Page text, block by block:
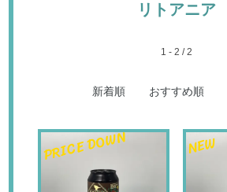
リトアニア
1 - 2 / 2
新着順 おすすめ順
PRICE DOWN NEW